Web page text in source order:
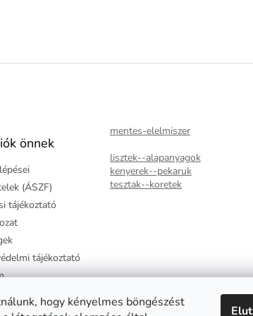
hogy kényelmes böngészést
önnek
(ÁSZF)
tájékoztató
tájékoztató
mentes-elelmiszer
lisztek--alapanyagok
kenyerek--pekaruk
tesztak--koretek